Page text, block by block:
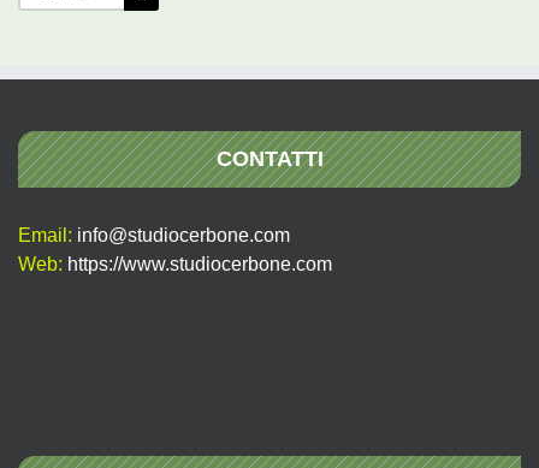
per:
CONTATTI
Email: info@studiocerbone.com
Web: https://www.studiocerbone.com